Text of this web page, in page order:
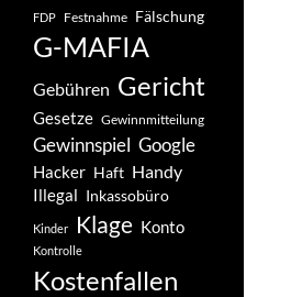
FDP Festnahme Fälschung
G-MAFIA
Gebühren Gericht
Gesetze Gewinnmitteilung
Gewinnspiel Google
Hacker Haft Handy
Illegal Inkassobüro
Kinder Klage Konto
Kontrolle
Kostenfallen